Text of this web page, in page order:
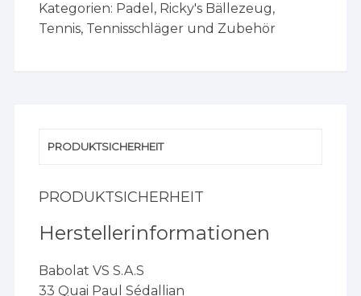
Kategorien: Padel , Ricky's Bällezeug,
Tennis, Tennisschläger und Zubehör
PRODUKTSICHERHEIT
PRODUKTSICHERHEIT
Herstellerinformationen
Babolat VS S.A.S
33 Quai Paul Sédallian